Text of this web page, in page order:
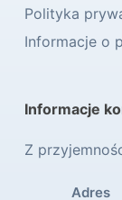
Polityka
Informacje o
Informacje
Z
Adres